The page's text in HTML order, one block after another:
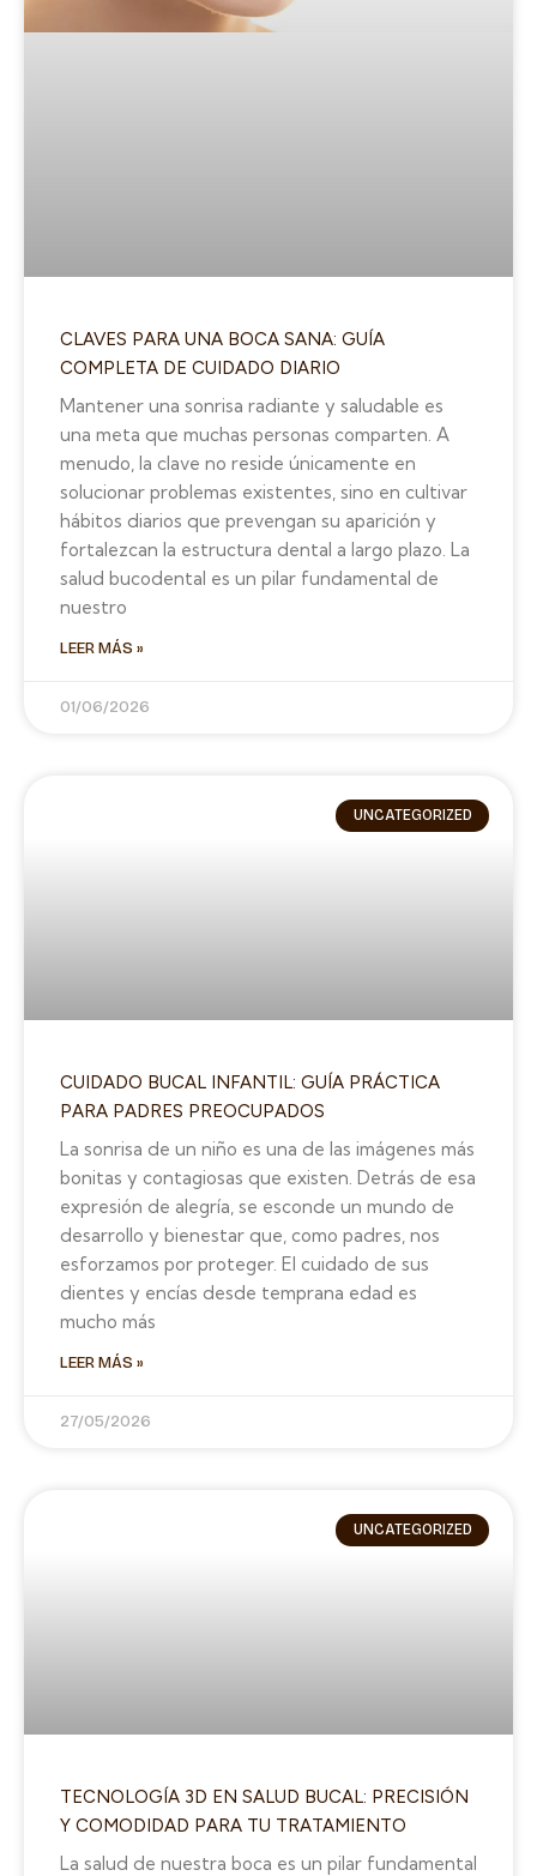
CLAVES PARA UNA BOCA SANA: GUÍA
COMPLETA DE CUIDADO DIARIO
Mantener una sonrisa radiante y saludable es
una meta que muchas personas comparten. A
menudo, la clave no reside únicamente en
solucionar problemas existentes, sino en cultivar
hábitos diarios que prevengan su aparición y
fortalezcan la estructura dental a largo plazo. La
salud bucodental es un pilar fundamental de
nuestro
LEER MÁS »
01/06/2026
UNCATEGORIZED
CUIDADO BUCAL INFANTIL: GUÍA PRÁCTICA
PARA PADRES PREOCUPADOS
La sonrisa de un niño es una de las imágenes más
bonitas y contagiosas que existen. Detrás de esa
expresión de alegría, se esconde un mundo de
desarrollo y bienestar que, como padres, nos
esforzamos por proteger. El cuidado de sus
dientes y encías desde temprana edad es
mucho más
LEER MÁS »
27/05/2026
UNCATEGORIZED
TECNOLOGÍA 3D EN SALUD BUCAL: PRECISIÓN
Y COMODIDAD PARA TU TRATAMIENTO
La salud de nuestra boca es un pilar fundamental